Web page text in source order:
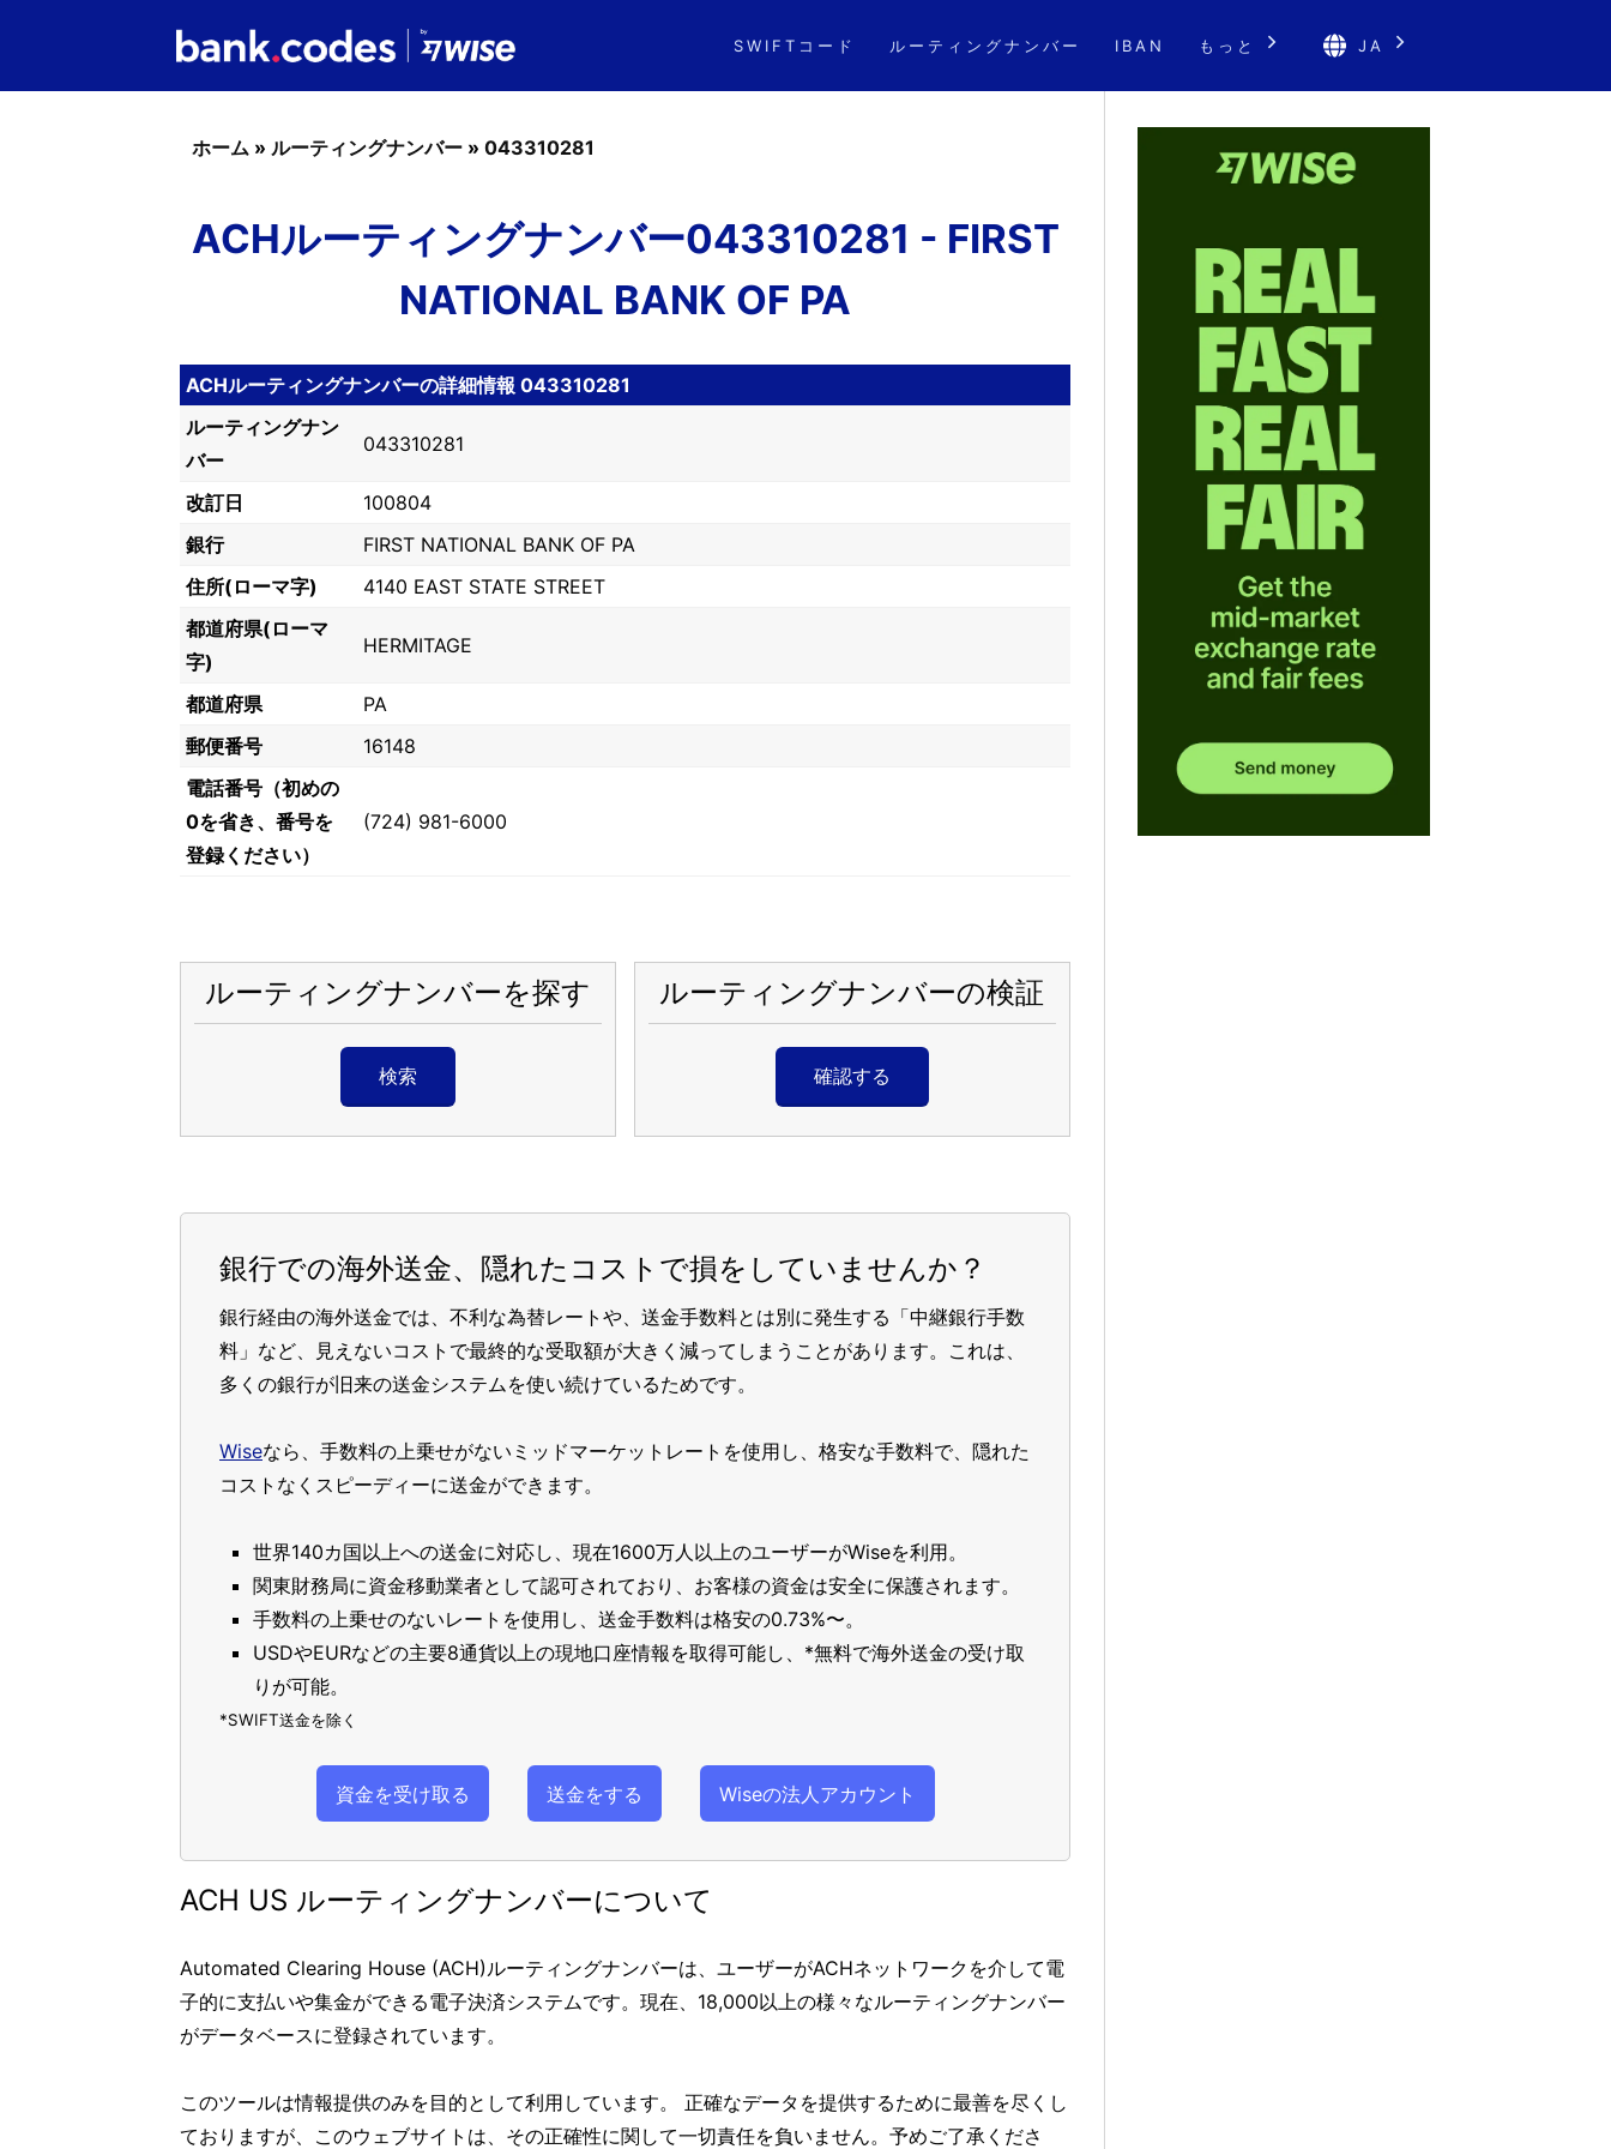
SWIFTコード ルーティングナンバー IBAN もっと JA
ホーム » ルーティングナンバー » 043310281
ACHルーティングナンバー043310281 - FIRST
NATIONAL BANK OF PA
ACHルーティングナンバーの詳細情報 043310281
ルーティングナン
バー
043310281
改訂日
100804
銀行
FIRST NATIONAL BANK OF PA
住所(ローマ字)
4140 EAST STATE STREET
都道府県(ローマ
字)
HERMITAGE
都道府県
PA
郵便番号
16148
電話番号（初めの
0を省き、番号を
登録ください）
(724) 981-6000
ルーティングナンバーを探す
検索
ルーティングナンバーの検証
確認する
銀行での海外送金、隠れたコストで損をしていませんか？
銀行経由の海外送金では、不利な為替レートや、送金手数料とは別に発生する「中継銀行手数
料」など、見えないコストで最終的な受取額が大きく減ってしまうことがあります。これは、
多くの銀行が旧来の送金システムを使い続けているためです。
Wiseなら、手数料の上乗せがないミッドマーケットレートを使用し、格安な手数料で、隠れた
コストなくスピーディーに送金ができます。
世界140カ国以上への送金に対応し、現在1600万人以上のユーザーがWiseを利用。
関東財務局に資金移動業者として認可されており、お客様の資金は安全に保護されます。
手数料の上乗せのないレートを使用し、送金手数料は格安の0.73%〜。
USDやEURなどの主要8通貨以上の現地口座情報を取得可能し、*無料で海外送金の受け取
りが可能。
*SWIFT送金を除く
資金を受け取る 送金をする Wiseの法人アカウント
ACH US ルーティングナンバーについて
Automated Clearing House (ACH)ルーティングナンバーは、ユーザーがACHネットワークを介して電
子的に支払いや集金ができる電子決済システムです。現在、18,000以上の様々なルーティングナンバー
がデータベースに登録されています。
このツールは情報提供のみを目的として利用しています。 正確なデータを提供するために最善を尽くし
ておりますが、このウェブサイトは、その正確性に関して一切責任を負いません。予めご了承くださ